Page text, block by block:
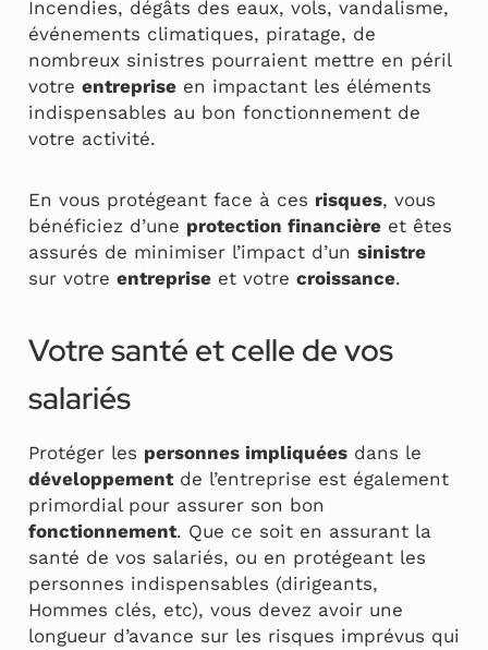
Incendies, dégâts des eaux, vols, vandalisme,
événements climatiques, piratage, de
nombreux sinistres pourraient mettre en péril
votre entreprise en impactant les éléments
indispensables au bon fonctionnement de
votre activité.
En vous protégeant face à ces risques, vous
bénéficiez d’une protection financière et êtes
assurés de minimiser l’impact d’un sinistre
sur votre entreprise et votre croissance.
Votre santé et celle de vos
salariés
Protéger les personnes impliquées dans le
développementde l’entreprise est également
primordial pour assurer son bon
fonctionnement. Que ce soit en assurant la
santé de vos salariés, ou en protégeant les
personnes indispensables (dirigeants,
Hommes clés, etc), vous devez avoir une
longueur d’avance sur les risques imprévus qui